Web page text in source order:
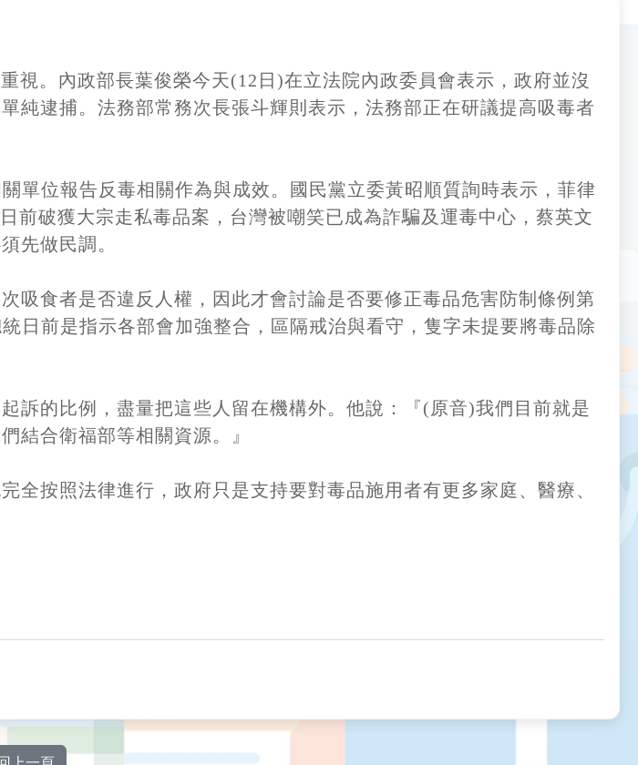
視。內政部長葉俊榮今天(12日)在立法院內政委員會表示，政府並沒
純逮捕。法務部常務次長張斗輝則表示，法務部正在研議提高吸毒者
單位報告反毒相關作為與成效。國民黨立委黃昭順質詢時表示，菲律
前破獲大宗走私毒品案，台灣被嘲笑已成為詐騙及運毒中心，蔡英文
先做民調。
吸食者是否違反人權，因此才會討論是否要修正毒品危害防制條例第
日前是指示各部會加強整合，區隔戒治與看守，隻字未提要將毒品除
訴的比例，盡量把這些人留在機構外。他說：『(原音)我們目前就是
結合衛福部等相關資源。』
按照法律進行，政府只是支持要對毒品施用者有更多家庭、醫療、